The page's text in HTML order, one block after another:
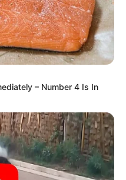
– Number 4 Is In